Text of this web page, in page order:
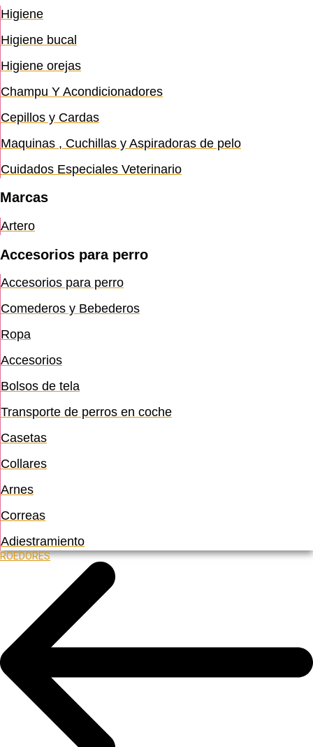
Higiene
Higiene bucal
Higiene orejas
Champu Y Acondicionadores
Cepillos y Cardas
Maquinas , Cuchillas y Aspiradoras de pelo
Cuidados Especiales Veterinario
Marcas
Artero
Accesorios para perro
Accesorios para perro
Comederos y Bebederos
Ropa
Accesorios
Bolsos de tela
Transporte de perros en coche
Casetas
Collares
Arnes
Correas
Adiestramiento
ROEDORES